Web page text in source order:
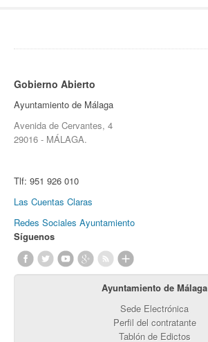
Gobierno Abierto
Ayuntamiento de Málaga
Avenida de Cervantes, 4
29016 - MÁLAGA.
Tlf: 951 926 010
Las Cuentas Claras
Redes Sociales Ayuntamiento
Síguenos
Ayuntamiento de Málaga
Sede Electrónica
Perfil del contratante
Tablón de Edictos